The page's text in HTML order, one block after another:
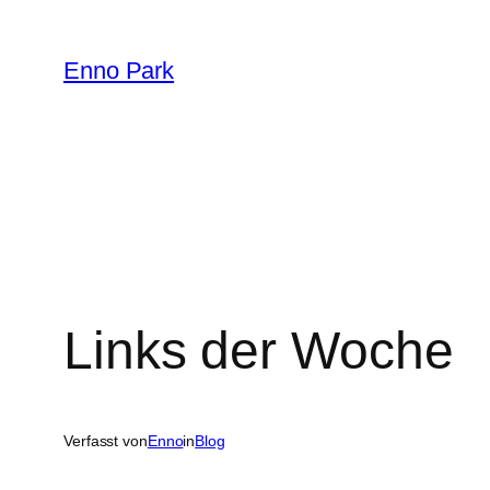
Inhalt
springen
Enno Park
Links der Woche
Verfasst vonEnnoinBlog